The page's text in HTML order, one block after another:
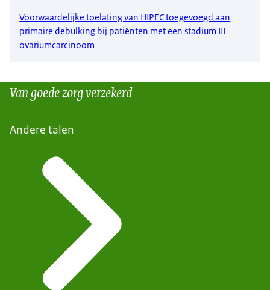
Voorwaardelijke toelating van HIPEC toegevoegd aan
primaire debulking bij patiënten met een stadium III
ovariumcarcinoom
Van goede zorg verzekerd
Andere talen